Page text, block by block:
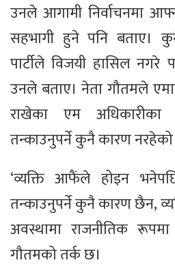
उनले आगामी निर्वाचनमा
सहभागी हुने पनि बताए।
पार्टीले विजयी हासिल नगरे
उनले बताए। नेता गौतमले
राखेका एम अधिकारीका
तन्काउनुपर्ने कुनै कारण नरहेको
‘व्यक्ति आफैंले होइन
तन्काउनुपर्ने कुनै कारण छैन,
अवस्थामा राजनीतिक
गौतमको तर्क छ।